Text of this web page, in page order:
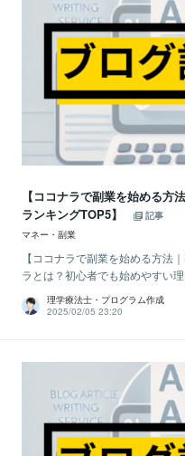
【ココナラで副業を始める方
ランキングTOP5】
記事
マネー・副業
【ココナラで副業を始める方法
ラとは？初心者でも始めやすい
理学療法士・プログラム作成
2025/02/05 23:20